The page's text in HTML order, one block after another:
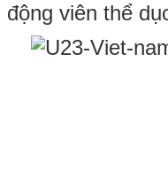
động viên thể